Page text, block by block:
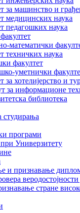
за машинство и
медицинских наука
педагошких наука
математички
техничких наука
факултет
уметнички
за хотелијерство и
за информационе
библиотека
студирања
програми
Универзитету
и признавање
стране